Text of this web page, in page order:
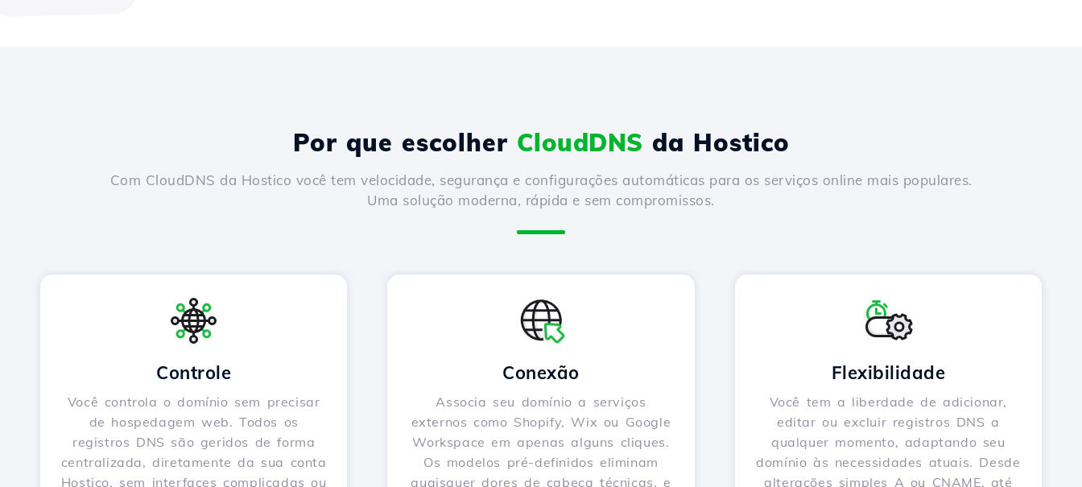
Por que escolher CloudDNS da Hostico
Com CloudDNS da Hostico você tem velocidade, segurança e configurações automáticas para os serviços online mais populares.
Uma solução moderna, rápida e sem compromissos.
Controle
Você controla o domínio sem precisar
de hospedagem web. Todos os
registros DNS são geridos de forma
centralizada, diretamente da sua conta
Hostico, sem interfaces complicadas ou
Conexão
Associa seu domínio a serviços
externos como Shopify, Wix ou Google
Workspace em apenas alguns cliques.
Os modelos pré-definidos eliminam
quaisquer dores de cabeça técnicas, e
Flexibilidade
Você tem a liberdade de adicionar,
editar ou excluir registros DNS a
qualquer momento, adaptando seu
domínio às necessidades atuais. Desde
alterações simples A ou CNAME, até